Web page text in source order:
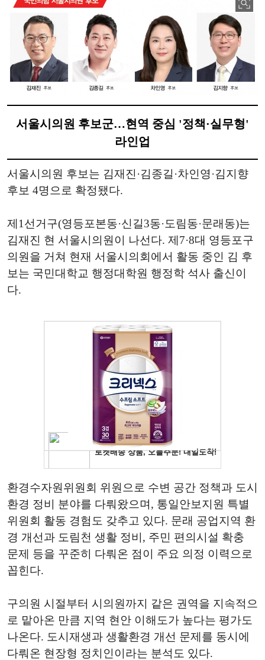
서울시의원 후보군…현역 중심 '정책·실무형'
라인업
서울시의원 후보는 김재진·김종길·차인영·김지향
후보 4명으로 확정됐다.
제1선거구(영등포본동·신길3동·도림동·문래동)는
김재진 현 서울시의원이 나선다. 제7·8대 영등포구
의원을 거쳐 현재 서울시의회에서 활동 중인 김 후
보는 국민대학교 행정대학원 행정학 석사 출신이
다.
환경수자원위원회 위원으로 수변 공간 정책과 도시
환경 정비 분야를 다뤄왔으며, 통일안보지원 특별
위원회 활동 경험도 갖추고 있다. 문래 공업지역 환
경 개선과 도림천 생활 정비, 주민 편의시설 확충
문제 등을 꾸준히 다뤄온 점이 주요 의정 이력으로
꼽힌다.
구의원 시절부터 시의원까지 같은 권역을 지속적으
로 맡아온 만큼 지역 현안 이해도가 높다는 평가도
나온다. 도시재생과 생활환경 개선 문제를 동시에
다뤄온 현장형 정치인이라는 분석도 있다.